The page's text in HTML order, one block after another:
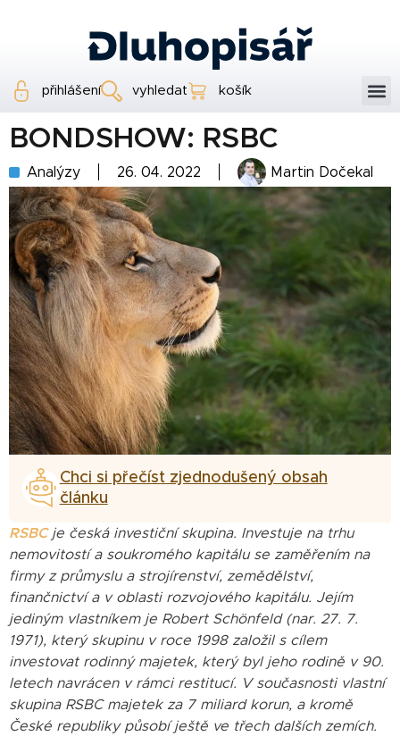
přihlášení vyhledat košík
BONDSHOW: RSBC
Analýzy 26. 04. 2022 Martin Dočekal
Chci si přečíst zjednodušený obsah
článku
RSBCje česká investiční skupina. Investuje na trhu
nemovitostí a soukromého kapitálu se zaměřením na
firmy z průmyslu a strojírenství, zemědělství,
finančnictví a v oblasti rozvojového kapitálu. Jejím
jediným vlastníkem je Robert Schönfeld (nar. 27. 7.
1971), který skupinu v roce 1998 založil s cílem
investovat rodinný majetek, který byl jeho rodině v 90.
letech navrácen v rámci restitucí. V současnosti vlastní
skupina RSBC majetek za 7 miliard korun, a kromě
České republiky působí ještě ve třech dalších zemích.